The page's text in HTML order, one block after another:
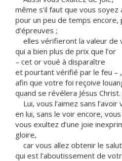
même s’il faut que vous soyez
pour un peu de temps
d’épreuves ;
elles vérifieront la valeur de
qui a bien plus de prix que l’or
– cet or voué à disparaître
et pourtant vérifié par le feu – ,
afin que votre foi reçoive
quand se révélera Jésus Christ.
Lui, vous l’aimez sans l’avoir
en lui, sans le voir encore,
vous exultez d’une joie
gloire,
car vous allez obtenir le
qui est l’aboutissement de